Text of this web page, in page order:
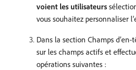
voient les utilisateurs
vous souhaitez personnaliser
Dans la section Champs d’en-
sur les champs actifs et
opérations suivantes :